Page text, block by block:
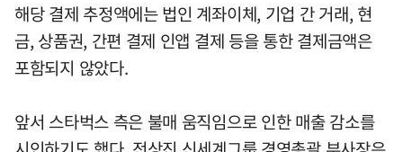
해당 결제 추정액에는 법인 계좌이체, 기업 간 거래, 현
금, 상품권, 간편 결제 인앱 결제 등을 통한 결제금액은
포함되지 않았다.
앞서 스타벅스 측은 불매 움직임으로 인한 매출 감소를